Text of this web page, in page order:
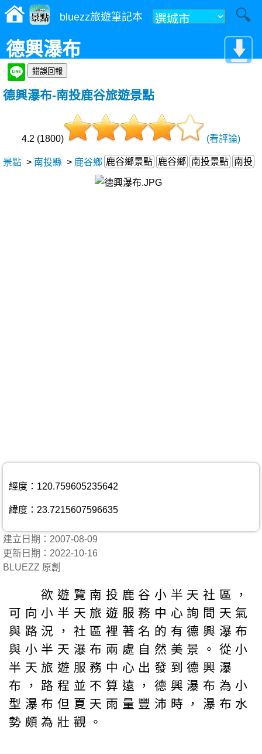
bluezz旅遊筆記本
德興瀑布
德興瀑布-南投鹿谷旅遊景點
4.2 (1800) (看評論)
景點 > 南投縣 > 鹿谷鄉 鹿谷鄉景點 鹿谷鄉 南投景點 南投
經度：120.759605235642
緯度：23.7215607596635
建立日期：2007-08-09
更新日期：2022-10-16
BLUEZZ 原創
欲遊覽南投鹿谷小半天社區，
可向小半天旅遊服務中心詢問天氣
與路況，社區裡著名的有德興瀑布
與小半天瀑布兩處自然美景。從小
半天旅遊服務中心出發到德興瀑
布，路程並不算遠，德興瀑布為小
型瀑布但夏天雨量豐沛時，瀑布水
勢頗為壯觀。